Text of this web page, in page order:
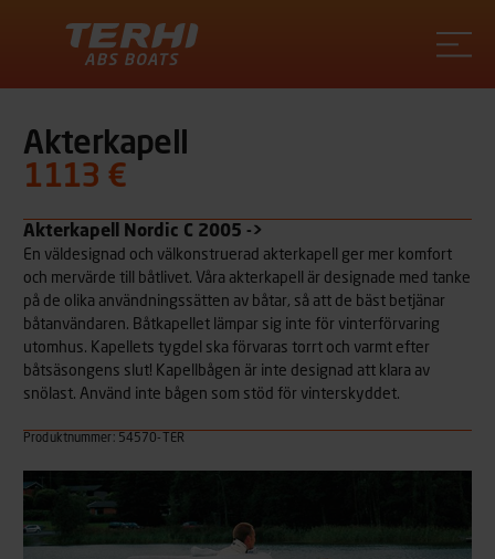
Akterkapell
1113 €
Akterkapell Nordic C 2005 ->
En väldesignad och välkonstruerad akterkapell ger mer komfort
och mervärde till båtlivet. Våra akterkapell är designade med tanke
på de olika användningssätten av båtar, så att de bäst betjänar
båtanvändaren. Båtkapellet lämpar sig inte för vinterförvaring
utomhus. Kapellets tygdel ska förvaras torrt och varmt efter
båtsäsongens slut! Kapellbågen är inte designad att klara av
snölast. Använd inte bågen som stöd för vinterskyddet.
Produktnummer: 54570-TER